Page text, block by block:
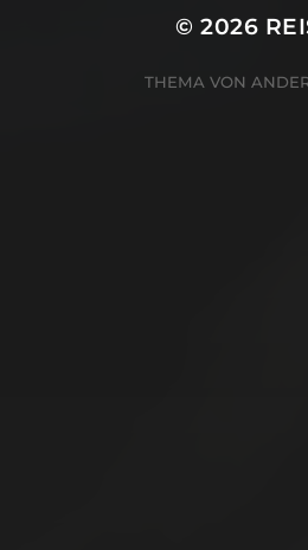
© 2026
THEMA VON